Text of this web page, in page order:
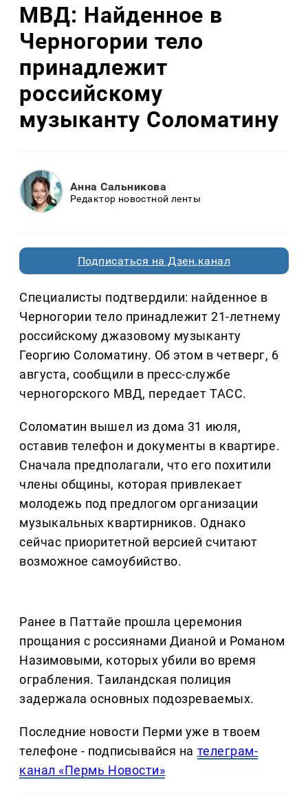
МВД: Найденное в
Черногории тело
принадлежит
российскому
музыканту Соломатину
Анна Сальникова
Редактор новостной ленты
Подписаться на Дзен.канал
Специалисты подтвердили: найденное в
Черногории тело принадлежит 21-летнему
российскому джазовому музыканту
Георгию Соломатину. Об этом в четверг, 6
августа, сообщили в пресс-службе
черногорского МВД, передает ТАСС.
Соломатин вышел из дома 31 июля,
оставив телефон и документы в квартире.
Сначала предполагали, что его похитили
члены общины, которая привлекает
молодежь под предлогом организации
музыкальных квартирников. Однако
сейчас приоритетной версией считают
возможное самоубийство.
Ранее в Паттайе прошла церемония
прощания с россиянами Дианой и Романом
Назимовыми, которых убили во время
ограбления. Таиландская полиция
задержала основных подозреваемых.
Последние новости Перми уже в твоем
телефоне - подписывайся на телеграм-
канал «Пермь Новости»